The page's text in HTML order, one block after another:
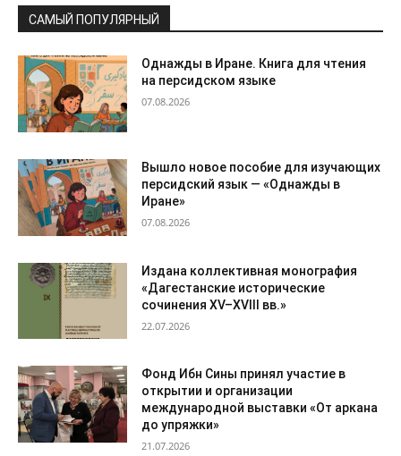
САМЫЙ ПОПУЛЯРНЫЙ
Однажды в Иране. Книга для чтения
на персидском языке
07.08.2026
Вышло новое пособие для изучающих
персидский язык — «Однажды в
Иране»
07.08.2026
Издана коллективная монография
«Дагестанские исторические
сочинения XV–XVIII вв.»
22.07.2026
Фонд Ибн Сины принял участие в
открытии и организации
международной выставки «От аркана
до упряжки»
21.07.2026